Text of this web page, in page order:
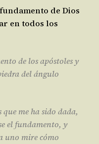
de Dios
en todos los
de los apóstoles y
del ángulo
me ha sido dada,
el fundamento, y
uno mire cómo